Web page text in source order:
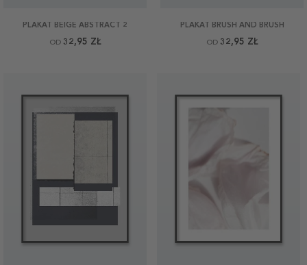
PLAKAT BEIGE ABSTRACT 2
OD 32,95 ZŁ
PLAKAT BRUSH AND BRUSH
OD 32,95 ZŁ